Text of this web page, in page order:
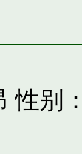
性别